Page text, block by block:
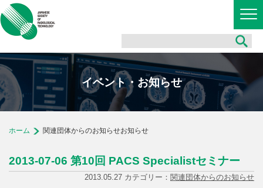
イベント・お知らせ
ホーム 関連団体からのお知らせお知らせ
2013-07-06 第10回 PACS Specialistセミナー
2013.05.27 カテゴリー： 関連団体からのお知らせ